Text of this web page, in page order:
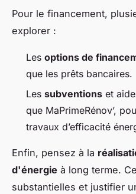
Pour le financement,
explorer :
Les options de
que les prêts bancaires.
Les subventions et
que MaPrimeRénov’,
travaux d’efficacité
Enfin, pensez à la
d'énergie à long terme.
substantielles et justifier